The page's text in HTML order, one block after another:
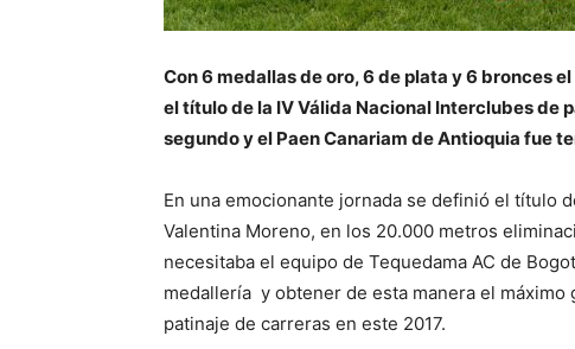
Con 6 medallas de oro, 6 de plata y 6 bronces
el título de la IV Válida Nacional Interclubes de
segundo y el Paen Canariam de Antioquia fue
En una emocionante jornada se definió el título
Valentina Moreno, en los 20.000 metros
necesitaba el equipo de Tequedama AC de
medallería y obtener de esta manera el
patinaje de carreras en este 2017.